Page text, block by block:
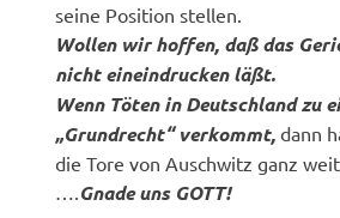
seine Position stellen.
Wollen wir hoffen, daß das
nicht eineindrucken läßt.
Wenn Töten in Deutschland zu
„Grundrecht“ verkommt, dann
die Tore von Auschwitz ganz
Gnade uns GOTT!